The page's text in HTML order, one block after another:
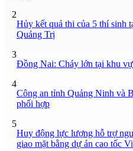
2
Hủy kết quả thi của 5 thí sinh
Quảng Trị
3
Đồng Nai: Cháy lớn tại khu
4
Công an tỉnh Quảng Ninh và
phối hợp
5
Huy động lực lượng hỗ trợ
giao mặt bằng dự án cao tốc